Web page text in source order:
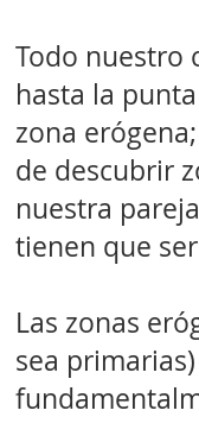
Todo nuestro
hasta la
zona
de descubrir
nuestra
tienen que
Las zonas
sea